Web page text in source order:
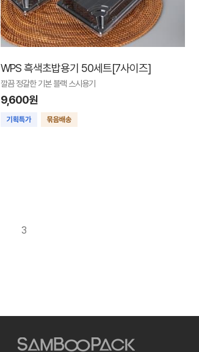
WPS 흑색초밥용기 50세트[7사이즈]
깔끔 정갈한 기본 블랙 스시용기
9,600원
3